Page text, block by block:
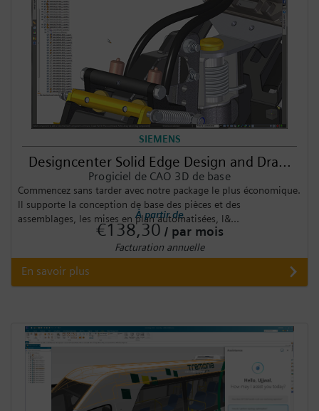
SIEMENS
Designcenter Solid Edge Design and Dra...
Progiciel de CAO 3D de base
Commencez sans tarder avec notre package le plus économique.
Il supporte la conception de base des pièces et des
assemblages, les mises en plan automatisées, l&...
À partir de
€138,30 / par mois
Facturation annuelle
En savoir plus